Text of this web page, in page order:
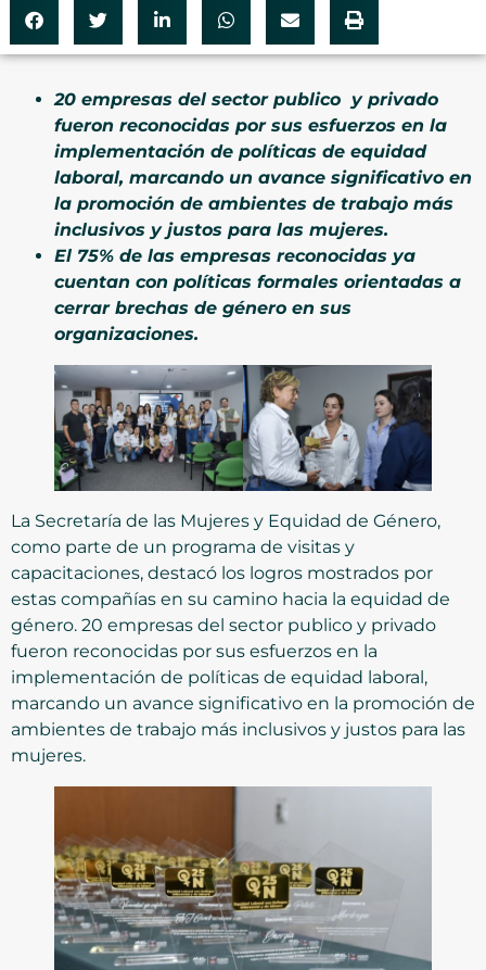
20 empresas del sector publico y privado
fueron reconocidas por sus esfuerzos en la
implementación de políticas de equidad
laboral, marcando un avance significativo en
la promoción de ambientes de trabajo más
inclusivos y justos para las mujeres.
El 75% de las empresas reconocidas ya
cuentan con políticas formales orientadas a
cerrar brechas de género en sus
organizaciones.
La Secretaría de las Mujeres y Equidad de Género,
como parte de un programa de visitas y
capacitaciones, destacó los logros mostrados por
estas compañías en su camino hacia la equidad de
género. 20 empresas del sector publico y privado
fueron reconocidas por sus esfuerzos en la
implementación de políticas de equidad laboral,
marcando un avance significativo en la promoción de
ambientes de trabajo más inclusivos y justos para las
mujeres.